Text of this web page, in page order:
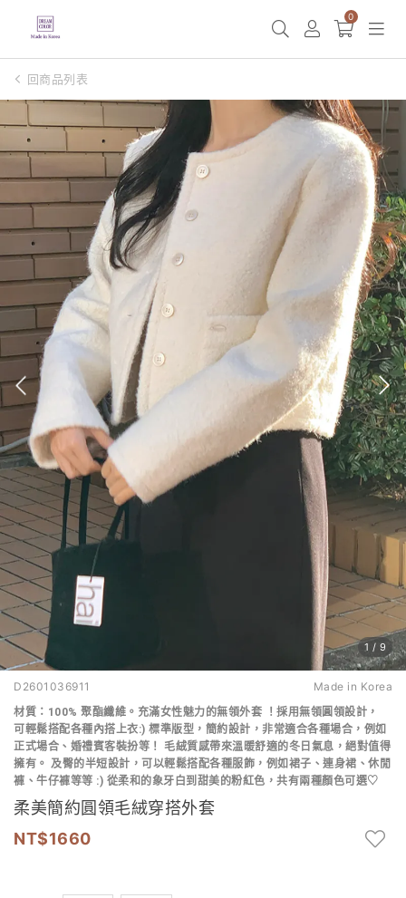
0
回商品列表
1 / 9
D2601036911 Made in Korea
材質：100% 聚酯纖維 。 充滿女性魅力的無領外套 ！ 採用無領圓領設計，
可 輕鬆搭配各種內搭上衣:) 標準版型， 簡約設計， 非常適合各種場合，例如
正式場合、婚禮賓客裝扮等！ 毛絨質感帶來溫暖舒適的冬日氣息 ，絕對值得
擁有。 及臀的半短設計， 可以輕鬆搭配各種服飾，例如 裙子、連身裙、休閒
褲、牛仔褲等等 :) 從柔和的象牙白到甜美的粉紅色 ， 共有兩種顏色可選♡
柔美簡約圓領毛絨穿搭外套
1660